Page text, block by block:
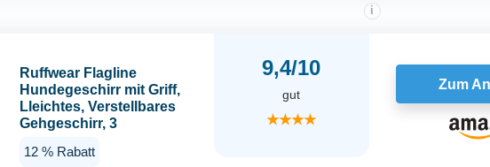
Ruffwear Flagline
Hundegeschirr mit Griff,
Lleichtes, Verstellbares
Gehgeschirr, 3
verstärktes Gurtband und
12 % Rabatt
9,4/10
i
gut
★★★★
Zum